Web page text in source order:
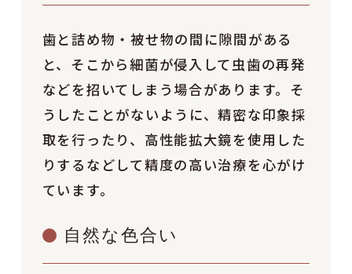
歯と詰め物・被せ物の間に隙間がある
と、そこから細菌が侵入して虫歯の再発
などを招いてしまう場合があります。そ
うしたことがないように、精密な印象採
取を行ったり、高性能拡大鏡を使用した
りするなどして精度の高い治療を心がけ
ています。
自然な色合い